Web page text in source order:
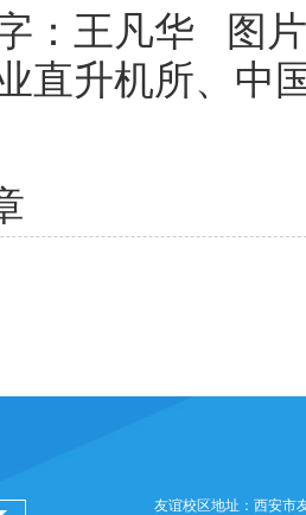
字：王凡华 图
直升机所、中
友谊校区地址：西安市